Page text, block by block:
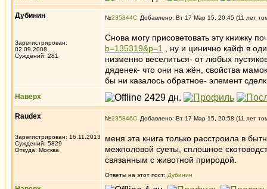
Дубинин
Зарегистрирован:
02.09.2008
Суждений: 281
№235844 Добавлено: Вт 17 Мар 15, 20:45 (11 лет
Снова могу присоветовать эту книжку
b=135319&p=1
, ну и цинично кайф в
низменно веселиться- от любых
дяденек- что они на жён, свойства
бы ни казалось обратное- элемент
Наверх
Raudex
Зарегистрирован: 16.11.2013
Суждений: 5829
Откуда: Москва
№235846 Добавлено: Вт 17 Мар 15, 20:58 (11 лет
меня эта книга только расстроила в
межполовой суеты, сплошное
связанным с животной природой.
Ответы на этот пост: Дубинин